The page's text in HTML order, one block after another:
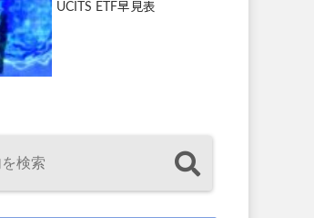
UCITS ETF早見表